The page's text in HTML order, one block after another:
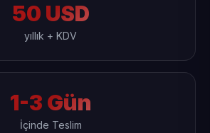
50 USD
yıllık + KDV
1-3 Gün
İçinde Teslim